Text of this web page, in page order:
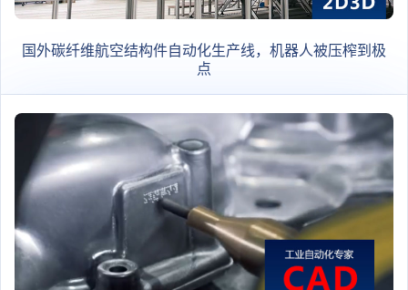
国外碳纤维航空结构件自动化生产线，机器人被压榨到极
点